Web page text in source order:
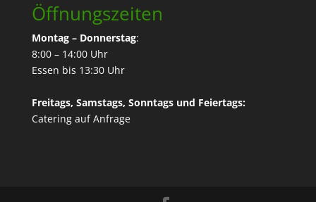
Öffnungszeiten
Montag – Donnerstag:
8:00 – 14:00 Uhr
Essen bis 13:30 Uhr
Freitags, Samstags, Sonntags und Feiertags:
Catering auf Anfrage